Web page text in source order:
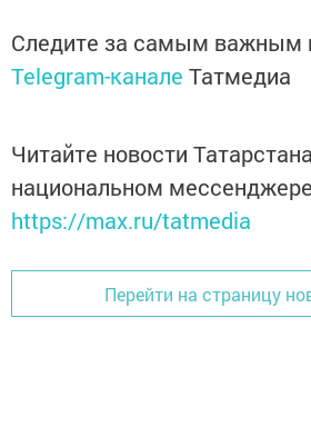
Следите за самым важным
Telegram-канале Татмедиа
Читайте новости
национальном
https://max.ru/tatmedia
Перейти на страницу